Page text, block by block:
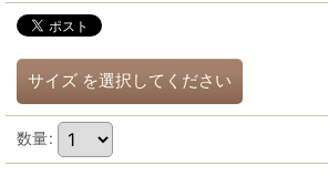
サイズ を選択してください
数量: